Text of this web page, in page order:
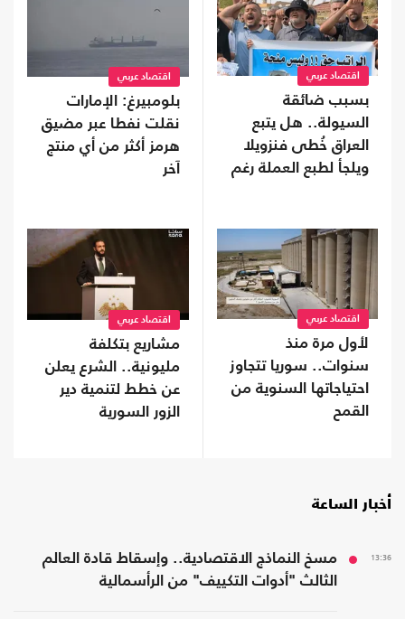
اقتصاد عربي
بسبب ضائقة
السيولة.. هل يتبع
العراق خُطى فنزويلا
ويلجأ لطبع العملة رغم
اقتصاد عربي
بلومبيرغ: الإمارات
نقلت نفطا عبر مضيق
هرمز أكثر من أي منتج
آخر
اقتصاد عربي
لأول مرة منذ
سنوات.. سوريا تتجاوز
احتياجاتها السنوية من
القمح
اقتصاد عربي
مشاريع بتكلفة
مليونية.. الشرع يعلن
عن خطط لتنمية دير
الزور السورية
أخبار الساعة
13:36
مسخ النماذج الاقتصادية.. وإسقاط قادة العالم
الثالث "أدوات التكييف" من الرأسمالية